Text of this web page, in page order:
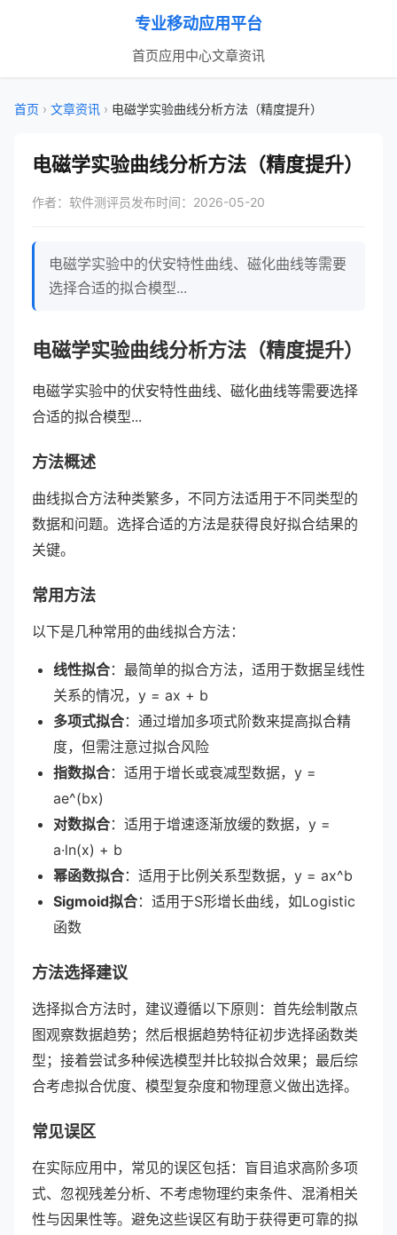
专业移动应用平台
首页应用中心文章资讯
首页 › 文章资讯 › 电磁学实验曲线分析方法（精度提升）
电磁学实验曲线分析方法（精度提升）
作者：软件测评员 发布时间：2026-05-20
电磁学实验中的伏安特性曲线、磁化曲线等需要
选择合适的拟合模型...
电磁学实验曲线分析方法（精度提升）
电磁学实验中的伏安特性曲线、磁化曲线等需要选择
合适的拟合模型...
方法概述
曲线拟合方法种类繁多，不同方法适用于不同类型的
数据和问题。选择合适的方法是获得良好拟合结果的
关键。
常用方法
以下是几种常用的曲线拟合方法：
线性拟合：最简单的拟合方法，适用于数据呈线性
关系的情况，y = ax + b
多项式拟合：通过增加多项式阶数来提高拟合精
度，但需注意过拟合风险
指数拟合：适用于增长或衰减型数据，y =
ae^(bx)
对数拟合：适用于增速逐渐放缓的数据，y =
a·ln(x) + b
幂函数拟合：适用于比例关系型数据，y = ax^b
Sigmoid拟合：适用于S形增长曲线，如Logistic
函数
方法选择建议
选择拟合方法时，建议遵循以下原则：首先绘制散点
图观察数据趋势；然后根据趋势特征初步选择函数类
型；接着尝试多种候选模型并比较拟合效果；最后综
合考虑拟合优度、模型复杂度和物理意义做出选择。
常见误区
在实际应用中，常见的误区包括：盲目追求高阶多项
式、忽视残差分析、不考虑物理约束条件、混淆相关
性与因果性等。避免这些误区有助于获得更可靠的拟